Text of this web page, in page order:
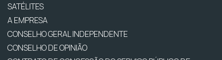
SATÉLITES
A EMPRESA
CONSELHO GERAL INDEPENDENTE
CONSELHO DE OPINIÃO